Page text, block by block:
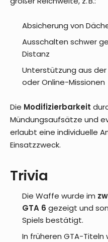
Absicherung von
Ausschalten schwer
Distanz
Unterstützung aus
oder Online-Missionen
Die Modifizierbarkeit
Mündungsaufsätze und
erlaubt eine individuelle
Einsatzzweck.
Trivia
Die Waffe wurde im
GTA 6 gezeigt und
Spiels bestätigt.
In früheren GTA-Titeln